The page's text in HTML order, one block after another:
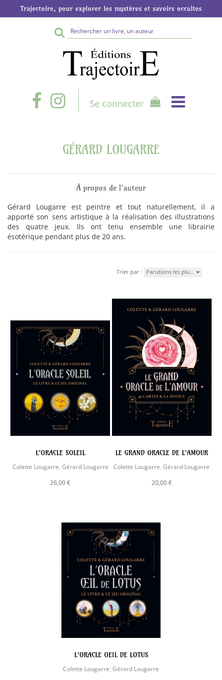
Trajectoire, pour explorer les mystères et savoirs occultes
Rechercher
sur
le
site
Se connecter
GÉRARD LOUGARRE
À propos de l'auteur
Gérard Lougarre est peintre et tout naturellement, il a
apporté son sens artistique à la réalisation des illustrations
des quatre jeux. Ils ont tenu ensemble une librairie
ésotérique pendant plus de 20 ans.
Trier par : Parutions les plu…
L'ORACLE SOLEIL
Colette Lougarre Gérard Lougarre
26,00 €
LE GRAND ORACLE DE L'AMOUR
Colette Lougarre ,Gérard Lougarre
20,00 €
L'ORACLE OEIL DE LOTUS
Colette Lougarre Gérard Lougarre